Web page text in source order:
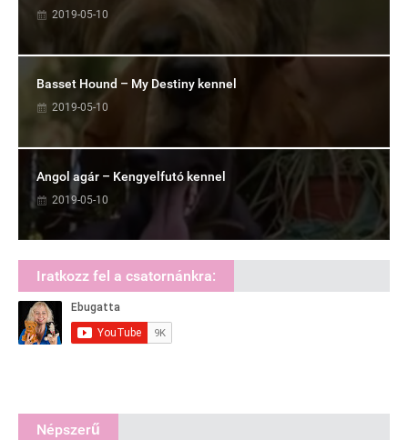
2019-05-10
Basset Hound – My Destiny kennel
2019-05-10
Angol agár – Kengyelfutó kennel
2019-05-10
Iratkozz fel a csatornánkra:
Népszerű